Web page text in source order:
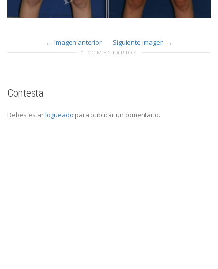
Imagen anterior Siguiente imagen
0 COMENTARIOS
Contesta
Debes estarlogueado para publicar un comentario.